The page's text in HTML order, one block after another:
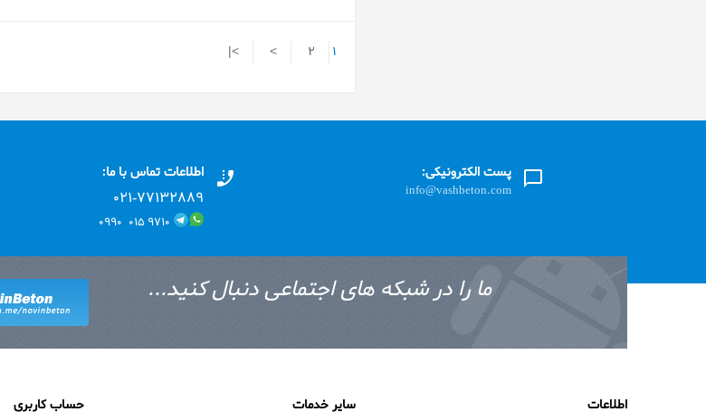
1
2
>
>|
پست الکترونیکی:
info@vashbeton.com
اطلاعات تماس با ما:
۰۲۱-۷۷۱٣۲۸۸۹
۹۷۱۰ ۰۱۵ ۰۹۹۰
ما را در شبکه های اجتماعی دنبال کنید...
اطلاعات سایر خدمات حساب کاربری